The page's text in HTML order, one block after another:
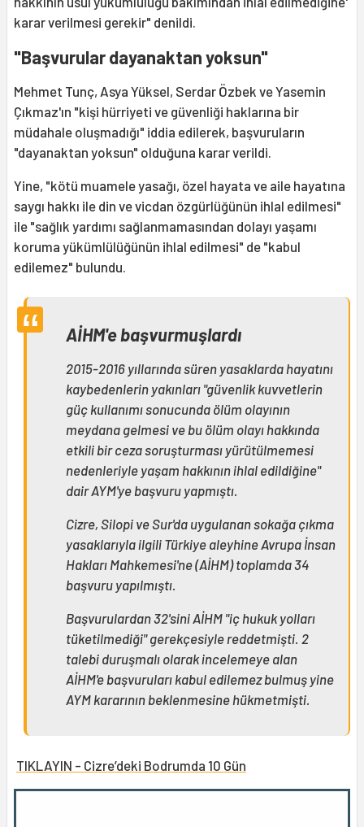
karar verilmesi gerekir" denildi.
"Başvurular dayanaktan yoksun"
Mehmet Tunç, Asya Yüksel, Serdar Özbek ve Yasemin
Çıkmaz'ın "kişi hürriyeti ve güvenliği haklarına bir
müdahale oluşmadığı" iddia edilerek, başvuruların
"dayanaktan yoksun" olduğuna karar verildi.
Yine, "kötü muamele yasağı, özel hayata ve aile hayatına
saygı hakkı ile din ve vicdan özgürlüğünün ihlal edilmesi"
ile "sağlık yardımı sağlanmamasından dolayı yaşamı
koruma yükümlülüğünün ihlal edilmesi" de "kabul
edilemez" bulundu.
AİHM'e başvurmuşlardı
2015-2016 yıllarında süren yasaklarda hayatını
kaybedenlerin yakınları "güvenlik kuvvetlerin
güç kullanımı sonucunda ölüm olayının
meydana gelmesi ve bu ölüm olayı hakkında
etkili bir ceza soruşturması yürütülmemesi
nedenleriyle yaşam hakkının ihlal edildiğine"
dair AYM'ye başvuru yapmıştı.
Cizre, Silopi ve Sur'da uygulanan sokağa çıkma
yasaklarıyla ilgili Türkiye aleyhine Avrupa İnsan
Hakları Mahkemesi'ne (AİHM) toplamda 34
başvuru yapılmıştı.
Başvurulardan 32'sini AİHM "iç hukuk yolları
tüketilmediği" gerekçesiyle reddetmişti. 2
talebi duruşmalı olarak incelemeye alan
AİHM'e başvuruları kabul edilemez bulmuş yine
AYM kararının beklenmesine hükmetmişti.
TIKLAYIN - Cizre’deki Bodrumda 10 Gün